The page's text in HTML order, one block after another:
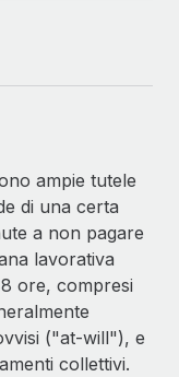
ampie tutele
di una certa
a non pagare
lavorativa
ore, compresi
("at‑will"), e
collettivi.